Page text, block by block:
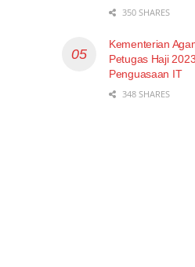
350 SHARES
Kementerian
Petugas Haji
Penguasaan IT
348 SHARES